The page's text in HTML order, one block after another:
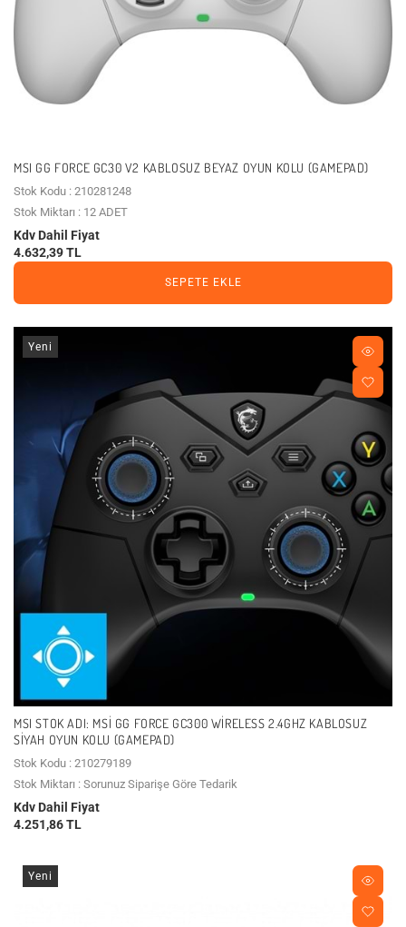
MSI GG FORCE GC30 V2 KABLOSUZ BEYAZ OYUN KOLU (GAMEPAD)
Stok Kodu : 210281248
Stok Miktarı : 12 ADET
Kdv Dahil Fiyat
4.632,39 TL
SEPETE EKLE
Yeni
MSI STOK ADI: MSI GG FORCE GC300 WIRELESS 2.4GHZ KABLOSUZ
SIYAH OYUN KOLU (GAMEPAD)
Stok Kodu : 210279189
Stok Miktarı : Sorunuz Siparişe Göre Tedarik
Kdv Dahil Fiyat
4.251,86 TL
Yeni